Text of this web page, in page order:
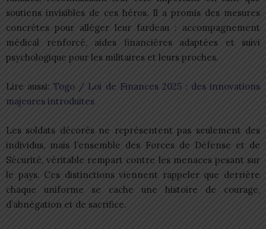
soutiens invisibles de ces héros. Il a promis des mesures
concrètes pour alléger leur fardeau : accompagnement
médical renforcé, aides financières adaptées et suivi
psychologique pour les militaires et leurs proches.
Lire aussi:Togo / Loi de Finances 2025 : des innovations
majeures introduites
Les soldats décorés ne représentent pas seulement des
individus, mais l’ensemble des Forces de Défense et de
Sécurité, véritable rempart contre les menaces pesant sur
le pays. Ces distinctions viennent rappeler que derrière
chaque uniforme se cache une histoire de courage,
d’abnégation et de sacrifice.